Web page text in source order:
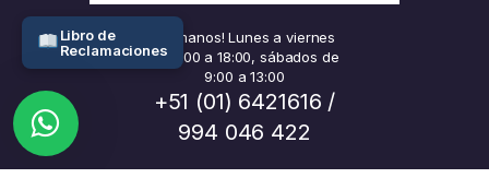
¡Llámanos! Lunes a viernes
de 9:00 a 18:00, sábados de
9:00 a 13:00
+51 (01) 6421616 /
994 046 422
Libro de
Reclamaciones